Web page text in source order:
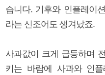
습니다. 기후와 인플레이
라는 신조어도 생겨났죠.
사과값이 크게 급등하며
키는 바람에 사과와 인플